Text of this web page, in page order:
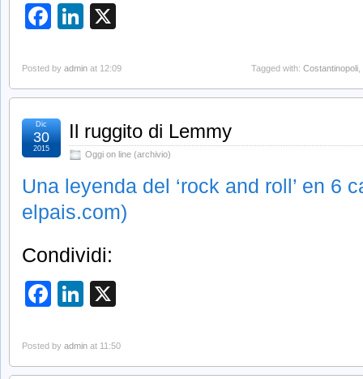
Facebook
LinkedIn
Posted by admin at 12:09 Tagged with: Costantinopoli
Il ruggito di Lemmy
Oggi on line (archivio)
Dic
30
2015
Una leyenda del ‘rock and roll’ en 6
elpais.com)
Condividi:
Facebook
LinkedIn
Posted by admin at 11:50